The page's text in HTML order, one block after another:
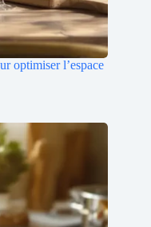
optimiser l’espace